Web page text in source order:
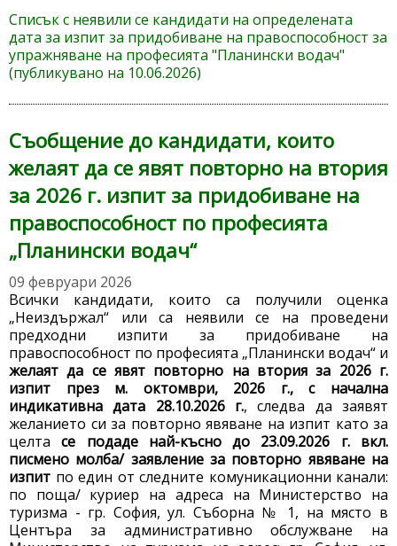
Списък с неявили се кандидати на определената
дата за изпит за придобиване на правоспособност за
упражняване на професията "Планински водач"
(публикувано на 10.06.2026)
Съобщение до кандидати, които
желаят да се явят повторно на втория
за 2026 г. изпит за придобиване на
правоспособност по професията
„Планински водач“
09 февруари 2026
Всички кандидати, които са получили оценка
„Неиздържал“ или са неявили се на проведени
предходни изпити за придобиване на
правоспособност по професията „Планински водач“ и
желаят да се явят повторно на втория за 2026 г.
изпит през м. октомври, 2026 г., с начална
индикативна дата 28.10.2026 г., следва да заявят
желанието си за повторно явяване на изпит като за
целтасе подаде най-късно до 23.09.2026 г. вкл.
писмено молба/ заявление за повторно явяване на
изпит по един от следните комуникационни канали:
по поща/ куриер на адреса на Министерство на
туризма - гр. София, ул. Съборна № 1, на място в
Центъра за административно обслужване на